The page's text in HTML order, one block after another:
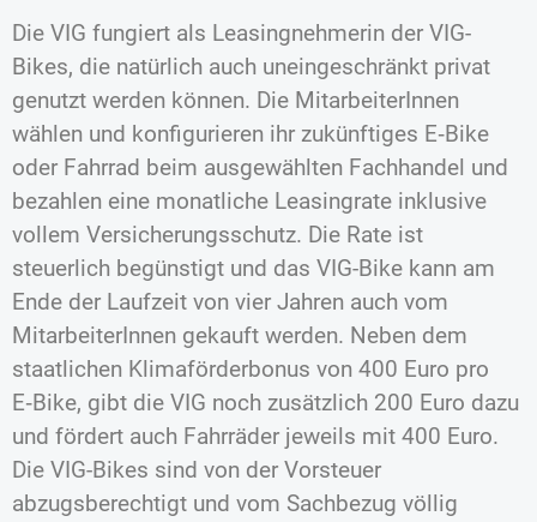
Die VIG fungiert als Leasingnehmerin der VIG-
Bikes, die natürlich auch uneingeschränkt privat
genutzt werden können. Die MitarbeiterInnen
wählen und konfigurieren ihr zukünftiges E‑Bike
oder Fahrrad beim ausgewählten Fachhandel und
bezahlen eine monatliche Leasingrate inklusive
vollem Versicherungsschutz. Die Rate ist
steuerlich begünstigt und das VIG-Bike kann am
Ende der Laufzeit von vier Jahren auch vom
MitarbeiterInnen gekauft werden. Neben dem
staatlichen Klimaförderbonus von 400 Euro pro
E‑Bike, gibt die VIG noch zusätzlich 200 Euro dazu
und fördert auch Fahrräder jeweils mit 400 Euro.
Die VIG-Bikes sind von der Vorsteuer
abzugsberechtigt und vom Sachbezug völlig